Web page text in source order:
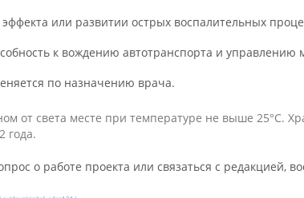
или развитии острых воспалительных
к вождению автотранспорта и управлению
по назначению врача.
от света месте при температуре не выше 25°С.
года.
о работе проекта или связаться с редакцией,